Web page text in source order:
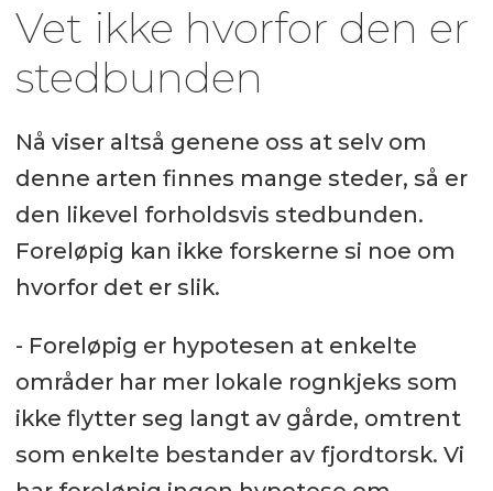
Vet ikke hvorfor den er
stedbunden
Nå viser altså genene oss at selv om
denne arten finnes mange steder, så er
den likevel forholdsvis stedbunden.
Foreløpig kan ikke forskerne si noe om
hvorfor det er slik.
- Foreløpig er hypotesen at enkelte
områder har mer lokale rognkjeks som
ikke flytter seg langt av gårde, omtrent
som enkelte bestander av fjordtorsk. Vi